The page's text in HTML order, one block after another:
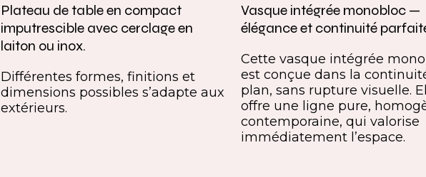
Plateau de table en compact
imputrescible avec cerclage en
laiton ou inox.
Différentes formes, finitions et
dimensions possibles s’adapte aux
extérieurs.
Vasque intégrée monobloc —
élégance et continuité
Cette vasque intégrée
est conçue dans la
plan, sans rupture visuelle.
offre une ligne pure,
contemporaine, qui valorise
immédiatement l’espace.